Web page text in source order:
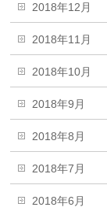
2018年12月
2018年11月
2018年10月
2018年9月
2018年8月
2018年7月
2018年6月